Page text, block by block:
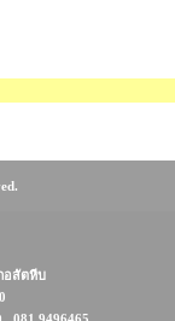
อสัตหีบ